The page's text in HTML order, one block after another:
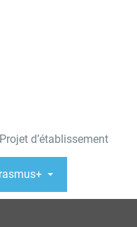
Projet d’établissement